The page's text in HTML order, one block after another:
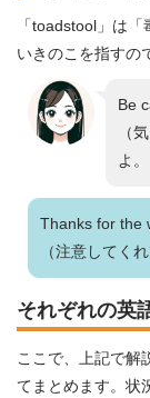
「toadstool」は
いきのこを指すの
Be
（
よ。
Thanks for the
（注意してく
それぞれの英
ここで、上記で解
てまとめます。状